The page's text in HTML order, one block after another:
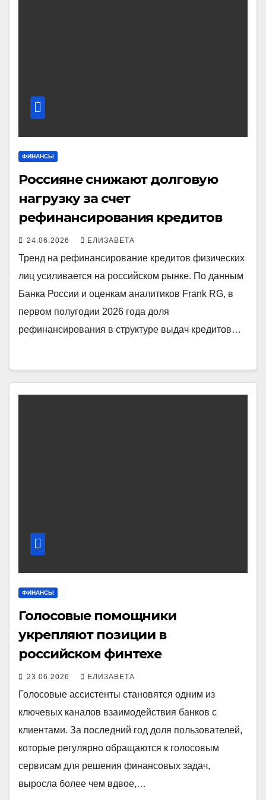
ФИНАНСЫ
Россияне снижают долговую
нагрузку за счет
рефинансирования кредитов
24.06.2026 ЕЛИЗАВЕТА
Тренд на рефинансирование кредитов физических
лиц усиливается на российском рынке. По данным
Банка России и оценкам аналитиков Frank RG, в
первом полугодии 2026 года доля
рефинансирования в структуре выдач кредитов…
ФИНАНСЫ
Голосовые помощники
укрепляют позиции в
российском финтехе
23.06.2026 ЕЛИЗАВЕТА
Голосовые ассистенты становятся одним из
ключевых каналов взаимодействия банков с
клиентами. За последний год доля пользователей,
которые регулярно обращаются к голосовым
сервисам для решения финансовых задач,
выросла более чем вдвое,…